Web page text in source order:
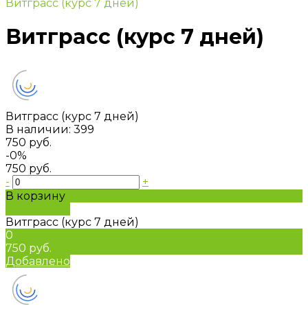
Витграсс (курс 7 дней)
Витграсс (курс 7 дней)
Витграсс (курс 7 дней)
В наличии: 399
750 руб.
-0%
750 руб.
-
+
В корзину
Витграсс (курс 7 дней)
0
750 руб.
Добавлено